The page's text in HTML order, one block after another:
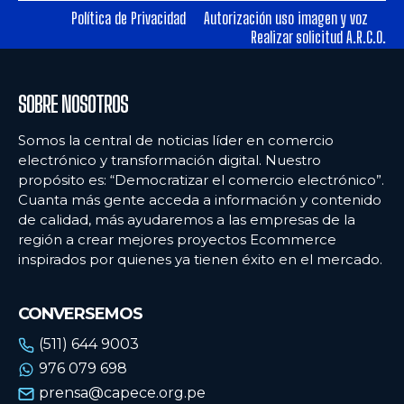
Ecommercenews
ARGENTINA
BOLIVIA
CHILE
COLOMBIA
ECUADOR
URUGUAY
VENEZUELA
Ecommercenews
ARGENTINA
BOLIVIA
CHILE
COLOMBIA
ECUADOR
URUGUAY
VENEZUELA
Política de Privacidad
Autorización uso imagen y voz
Realizar solicitud A.R.C.O.
SOBRE NOSOTROS
Somos la central de noticias líder en comercio
electrónico y transformación digital. Nuestro
propósito es: “Democratizar el comercio electrónico”.
Cuanta más gente acceda a información y contenido
de calidad, más ayudaremos a las empresas de la
región a crear mejores proyectos Ecommerce
inspirados por quienes ya tienen éxito en el mercado.
CONVERSEMOS
(511) 644 9003
976 079 698
prensa@capece.org.pe